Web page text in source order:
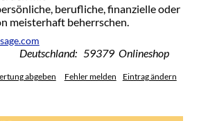
berufliche, finanzielle oder
meisterhaft beherrschen.
Deutschland: 59379 Onlineshop
abgeben Fehler melden Eintrag ändern